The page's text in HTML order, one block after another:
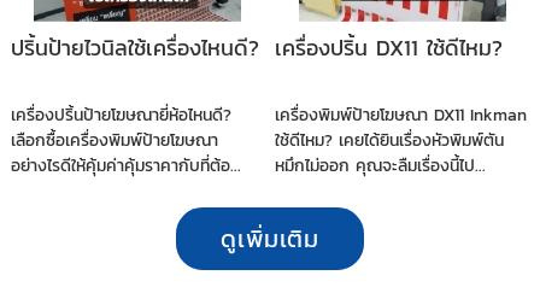
ปริ้นป้ายไวนิลใช้เครื่องไหนดี?
เครื่องปริ้นป้ายโฆษณายี่ห้อไหนดี?
เลือกซื้อเครื่องพิมพ์ป้ายโฆษณา
อย่างไรดีให้คุ้มค่าคุ้มราคากับที่ต้อ...
เครื่องปริ้น DX11 ใช้ดีไหม?
เครื่องพิมพ์ป้ายโฆษณา DX11 Inkman
ใช้ดีไหม? เคยได้ยินเรื่องหัวพิมพ์ตัน
หมึกไม่ออก คุณจะลืมเรื่องนี้ไป...
ดูเพิ่มเติม